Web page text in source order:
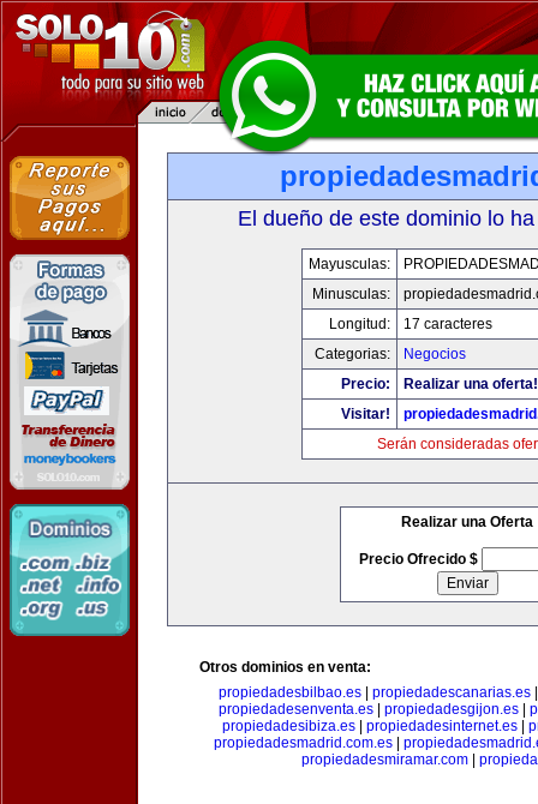
El dueño de este dominio lo
Mayusculas:
Minusculas:
Longitud:
17 caracteres
Categorias:
Negocios
Precio:
Realizar una oferta!
Visitar!
Serán consideradas
Realizar una Oferta
Precio Ofrecido $
Otros dominios en venta:
propiedadesbilbao.es| propiedadescanarias.es
propiedadesenventa.es
propiedadesgijon.es
propiedadesibiza.es
propiedadesinternet.es
propiedadesmadrid.com.es
propiedadesmiramar.com